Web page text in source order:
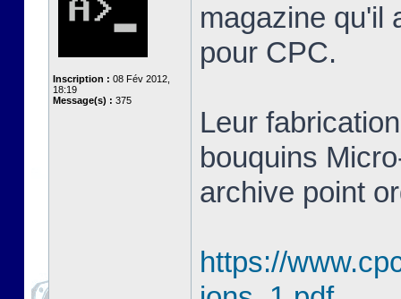
Inscription : 08 Fév 2012,
18:19
Message(s) : 375
magazine qu'il
pour CPC.
Leur
bouquins
archive point
https://